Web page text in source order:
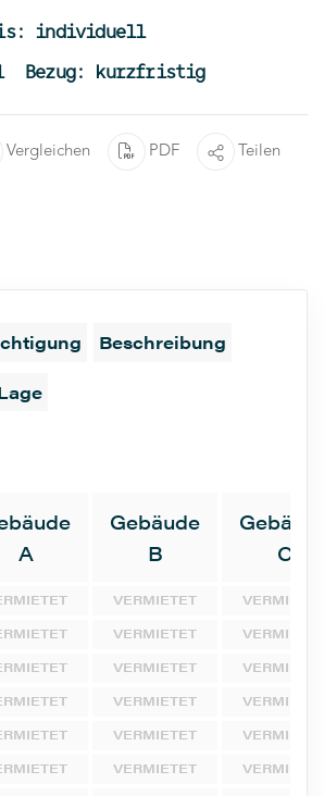
individuell
Bezug: kurzfristig
Vergleichen PDF Teilen
Beschreibung
A
Gebäude
B
C
VERMIETET
VERMIETET
VERMIETET
VERMIETET
VERMIETET
VERMIETET